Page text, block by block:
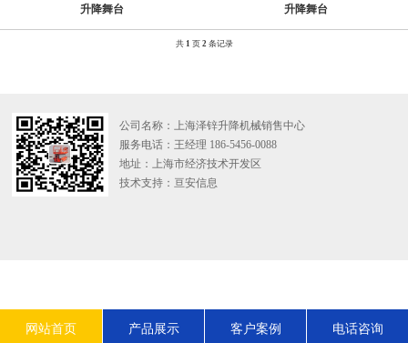
升降舞台 升降舞台
共 1 页 2 条记录
公司名称：上海泽锌升降机械销售中心
服务电话：王经理 186-5456-0088
地址：上海市经济技术开发区
技术支持： 亘安信息
网站首页 产品展示 客户案例 电话咨询